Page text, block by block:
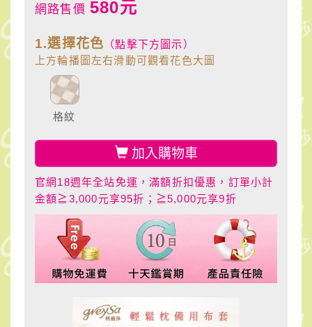
網路售價 580元
1.選擇花色 （點擊下方圖示）
上方輪播圖左右滑動可觀看花色大圖
格紋
加入購物車
官網18週年全站免運，滿額折扣優惠，訂單小計
金額≧3,000元享95折；≧5,000元享9折